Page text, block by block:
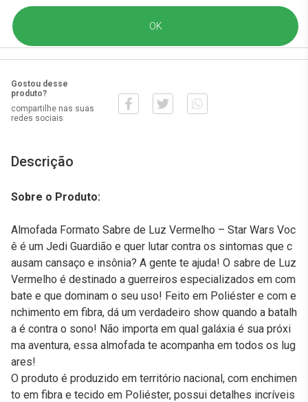
Gostou desse
produto?
compartilhe nas suas
redes sociais
Descrição
Sobre o Produto:
Almofada Formato Sabre de Luz Vermelho – Star Wars Voc
ê é um Jedi Guardião e quer lutar contra os sintomas que c
ausam cansaço e insônia? A gente te ajuda! O sabre de Luz
Vermelho é destinado a guerreiros especializados em com
bate e que dominam o seu uso! Feito em Poliéster e com e
nchimento em fibra, dá um verdadeiro show quando a batalh
a é contra o sono! Não importa em qual galáxia é sua próxi
ma aventura, essa almofada te acompanha em todos os lug
ares!
O produto é produzido em território nacional, com enchimen
to em fibra e tecido em Poliéster, possui detalhes incríveis